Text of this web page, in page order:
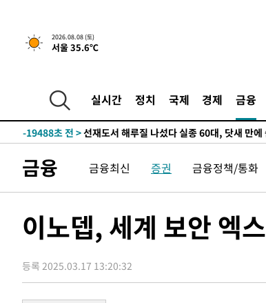
2026.08.08 (토)
서울 35.6℃
실시간 정치 국제 경제 금융
2시간 전 >[속보]뉴욕증시 상승 마감…S&P 0.6% 나스닥
-21778초 전 >
백운산서 80년근 천종산삼 9뿌리 발견…감정
-19488초 전 >선재도서 해루질 나섰다 실종 60대, 닷새 만에
-17022초 전 >남자 농구, 나고야 아시안게임서 '홈팀' 일본
-16398초 전 >
-12625초 전 >
극한폭염 한풀 꺾이지만…'낮 최고 35도' 무
주 날씨]
-9643초 전 >축구협회 "압수수색·성접대 논란 사과…쇄신
-8160초 전 >[속보]'압수수색·성접대 논란' 축구협회 "실망
송"
53분 전 >'최고 37도' 폭염 지속…강원동해안 최대 150㎜ 비
-31726초 전 >온열질환 사망자 3명 늘어…누적 환자 3000명
금융 금융최신 증권 금융정책/통화
이노뎁, 세계 보안 엑
등록 2025.03.17 13:20:32